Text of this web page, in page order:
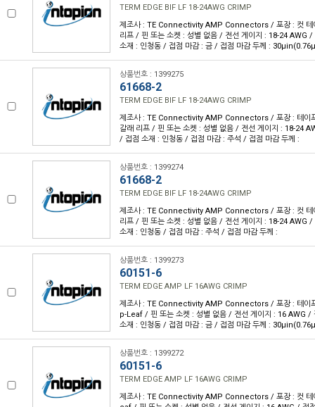
TERM EDGE BIF LF 18-24AWG CRIMP
제조사 : TE Connectivity AMP Connectors / 포장 : 컷 테
리프 / 핀 또는 소켓 : 성별 없음 / 전선 게이지 : 18-24 AWG
소재 : 인청동 / 접점 마감 : 금 / 접점 마감 두께 :
상품번호 : 1399275
61668-2
TERM EDGE BIF LF 18-24AWG CRIMP
제조사 : TE Connectivity AMP Connectors / 포장 : 테이
갈래 리프 / 핀 또는 소켓 : 성별 없음 / 전선 게이지 : 18-24
/ 접점 소재 : 인청동 / 접점 마감 : 주석 / 접점 마감 두께 :
상품번호 : 1399274
61668-2
TERM EDGE BIF LF 18-24AWG CRIMP
제조사 : TE Connectivity AMP Connectors / 포장 : 컷 테
리프 / 핀 또는 소켓 : 성별 없음 / 전선 게이지 : 18-24 AWG
소재 : 인청동 / 접점 마감 : 주석 / 접점 마감 두께 :
상품번호 : 1399273
60151-6
TERM EDGE AMP LF 16AWG CRIMP
제조사 : TE Connectivity AMP Connectors / 포장 : 테이
p-Leaf / 핀 또는 소켓 : 성별 없음 / 전선 게이지 : 16 AWG /
소재 : 인청동 / 접점 마감 : 금 / 접점 마감 두께 :
상품번호 : 1399272
60151-6
TERM EDGE AMP LF 16AWG CRIMP
제조사 : TE Connectivity AMP Connectors / 포장 : 컷 테